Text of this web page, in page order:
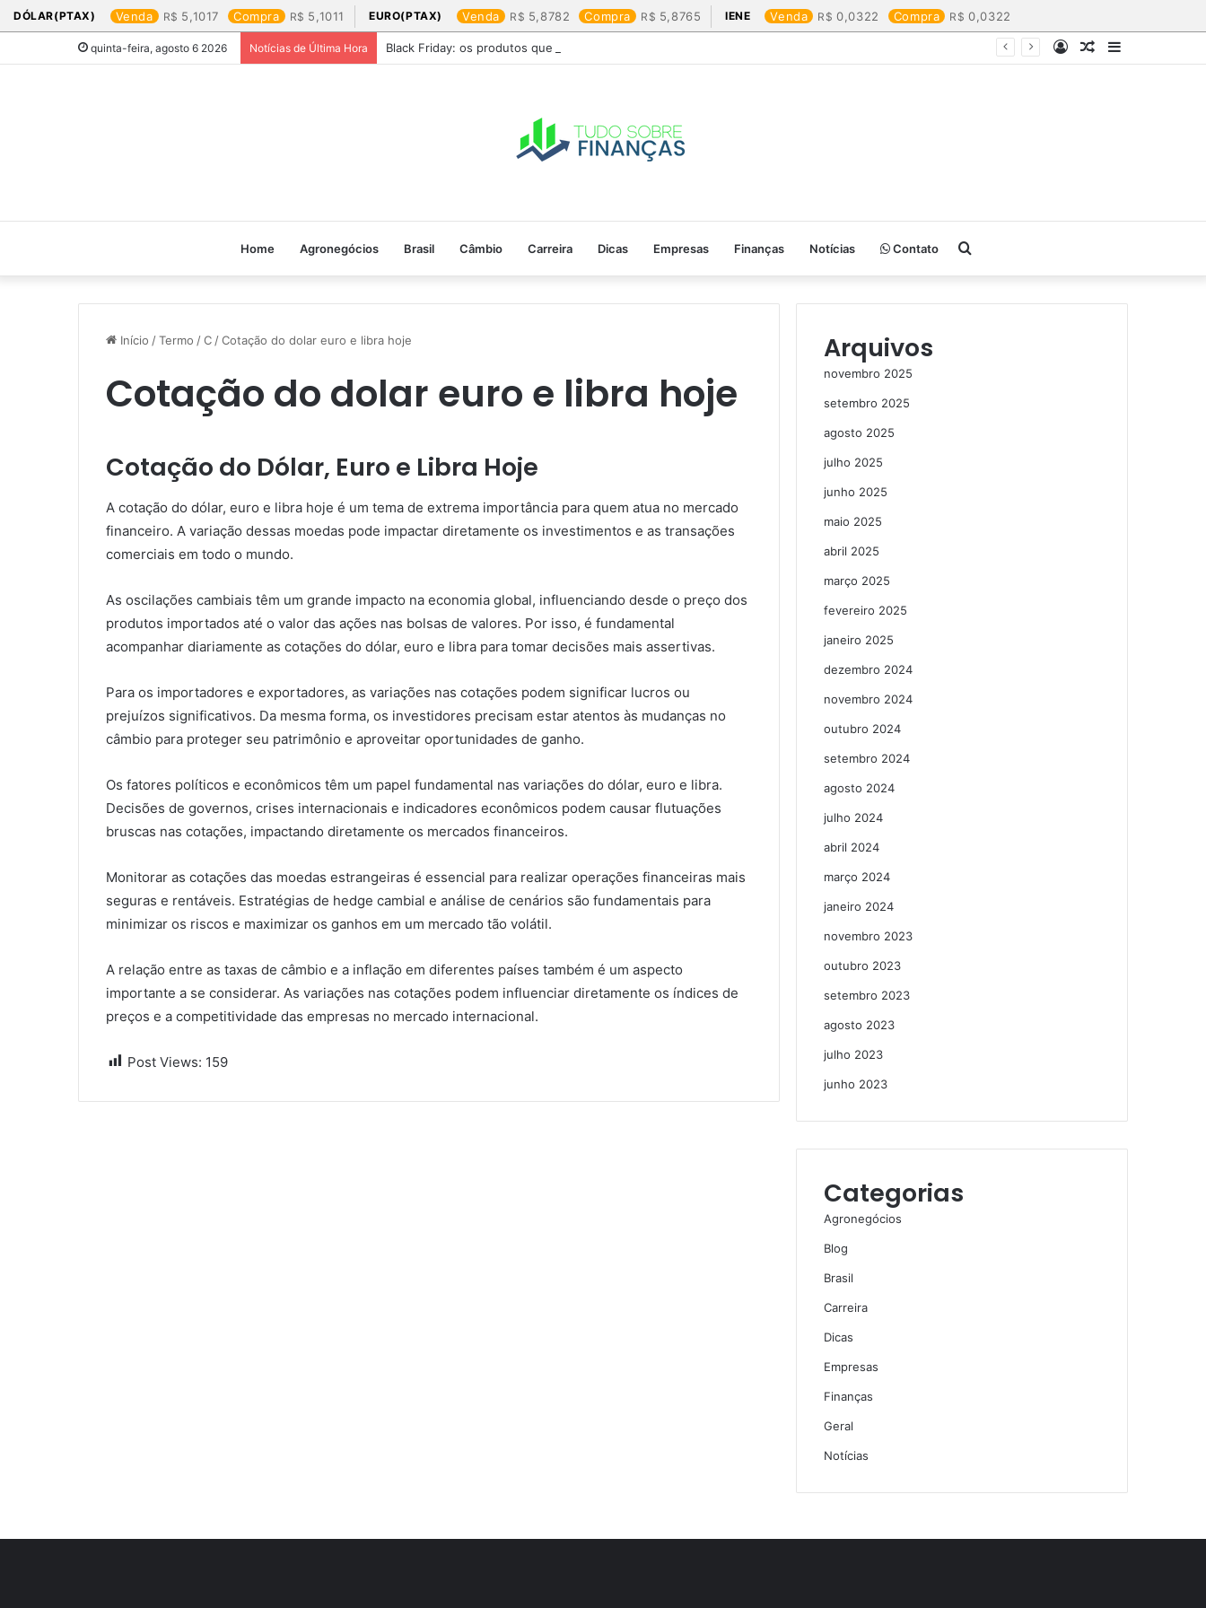
DÓLAR(PTAX) Venda 5,1017 Compra 5,1011 EURO(PTAX) Venda 5,8782 Compra 5,8765 IENE Venda 0,0322 Compra 0,0322
quinta-feira, agosto 6 2026 Notícias de Última Hora Black Friday: os produtos que mais valem a pena
Barra
Artigo
Entrar
Home Agronegócios Brasil Câmbio Carreira Dicas Empresas Finanças Notícias Contato Procurar
por
Início /Termo /C /Cotação do dolar euro e libra hoje​
Cotação do dolar euro e libra hoje​
Cotação do Dólar, Euro e Libra Hoje
A cotação do dólar, euro e libra hoje é um tema de extrema importância para quem atua no mercado
financeiro. A variação dessas moedas pode impactar diretamente os investimentos e as transações
comerciais em todo o mundo.
As oscilações cambiais têm um grande impacto na economia global, influenciando desde o preço dos
produtos importados até o valor das ações nas bolsas de valores. Por isso, é fundamental
acompanhar diariamente as cotações do dólar, euro e libra para tomar decisões mais assertivas.
Para os importadores e exportadores, as variações nas cotações podem significar lucros ou
prejuízos significativos. Da mesma forma, os investidores precisam estar atentos às mudanças no
câmbio para proteger seu patrimônio e aproveitar oportunidades de ganho.
Os fatores políticos e econômicos têm um papel fundamental nas variações do dólar, euro e libra.
Decisões de governos, crises internacionais e indicadores econômicos podem causar flutuações
bruscas nas cotações, impactando diretamente os mercados financeiros.
Monitorar as cotações das moedas estrangeiras é essencial para realizar operações financeiras mais
seguras e rentáveis. Estratégias de hedge cambial e análise de cenários são fundamentais para
minimizar os riscos e maximizar os ganhos em um mercado tão volátil.
A relação entre as taxas de câmbio e a inflação em diferentes países também é um aspecto
importante a se considerar. As variações nas cotações podem influenciar diretamente os índices de
preços e a competitividade das empresas no mercado internacional.
Post Views: 159
Arquivos
novembro 2025
setembro 2025
agosto 2025
julho 2025
junho 2025
maio 2025
abril 2025
março 2025
fevereiro 2025
janeiro 2025
dezembro 2024
novembro 2024
outubro 2024
setembro 2024
agosto 2024
julho 2024
abril 2024
março 2024
janeiro 2024
novembro 2023
outubro 2023
setembro 2023
agosto 2023
julho 2023
junho 2023
Categorias
Agronegócios
Blog
Brasil
Carreira
Dicas
Empresas
Finanças
Geral
Notícias